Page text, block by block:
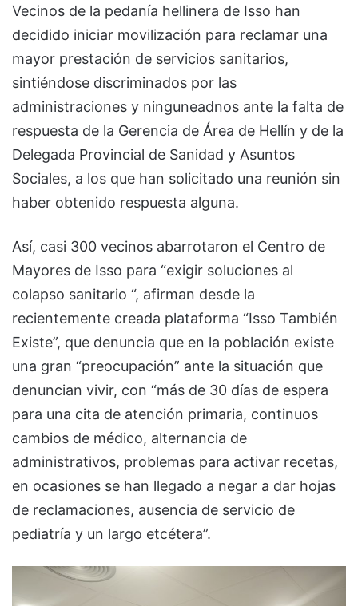
Vecinos de la pedanía hellinera de Isso han
decidido iniciar movilización para reclamar una
mayor prestación de servicios sanitarios,
sintiéndose discriminados por las
administraciones y ninguneadnos ante la falta de
respuesta de la Gerencia de Área de Hellín y de la
Delegada Provincial de Sanidad y Asuntos
Sociales, a los que han solicitado una reunión sin
haber obtenido respuesta alguna.
Así, casi 300 vecinos abarrotaron el Centro de
Mayores de Isso para “exigir soluciones al
colapso sanitario “, afirman desde la
recientemente creada plataforma “Isso También
Existe”, que denuncia que en la población existe
una gran “preocupación” ante la situación que
denuncian vivir, con “más de 30 días de espera
para una cita de atención primaria, continuos
cambios de médico, alternancia de
administrativos, problemas para activar recetas,
en ocasiones se han llegado a negar a dar hojas
de reclamaciones, ausencia de servicio de
pediatría y un largo etcétera”.